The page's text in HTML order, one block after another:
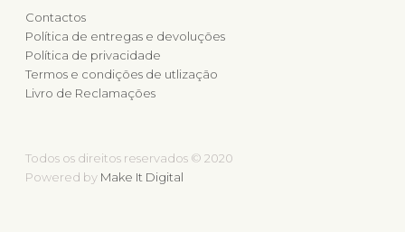
Contactos
Política de entregas e devoluções
Política de privacidade
Termos e condições de utlização
Livro de Reclamações
Todos os direitos reservados © 2020
Powered by Make It Digital